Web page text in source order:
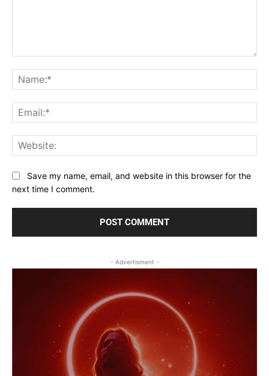
Save my name, email, and website in this browser for the
next time I comment.
- Advertisment -